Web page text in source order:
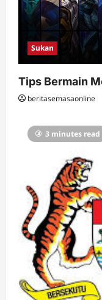
Sukan
Tips Bermain
beritasemasaonline
3 minutes read